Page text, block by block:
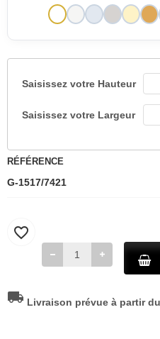
Saisissez votre Hauteur
Saisissez votre Largeur
RÉFÉRENCE
G-1517/7421
favorite_border
local_shipping Livraison prévue à partir